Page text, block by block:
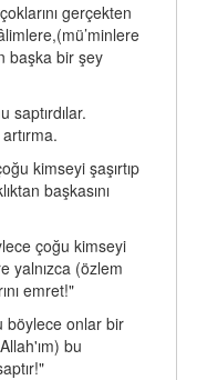
gerçekten
başka bir şey
saptırdılar.
kimseyi şaşırtıp
başkasını
çoğu kimseyi
yalnızca (özlem
emret!"
böylece onlar bir
bu